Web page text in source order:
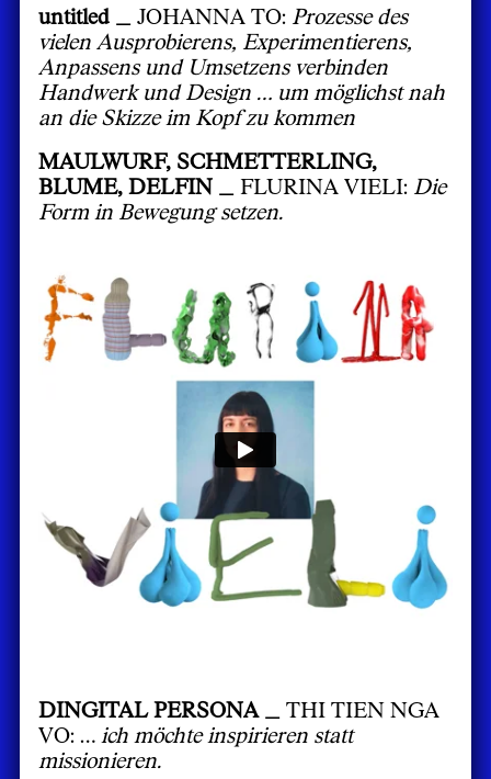
untitled _ JOHANNA TO: Prozesse des
vielen Ausprobierens, Experimentierens,
Anpassens und Umsetzens verbinden
Handwerk und Design … um möglichst nah
an die Skizze im Kopf zu kommen
MAULWURF, SCHMETTERLING,
BLUME, DELFIN _
FLURINA VIELI: Die
Form in Bewegung setzen.
DINGITAL PERSONA _
THI TIEN NGA
VO: … ich möchte inspirieren statt
missionieren.